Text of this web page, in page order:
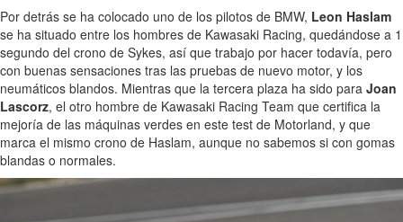
Por detrás se ha colocado uno de los pilotos de BMW, Leon Haslam
se ha situado entre los hombres de Kawasaki Racing, quedándose a 1
segundo del crono de Sykes, así que trabajo por hacer todavía, pero
con buenas sensaciones tras las pruebas de nuevo motor, y los
neumáticos blandos. Mientras que la tercera plaza ha sido para Joan
Lascorz, el otro hombre de Kawasaki Racing Team que certifica la
mejoría de las máquinas verdes en este test de Motorland, y que
marca el mismo crono de Haslam, aunque no sabemos si con gomas
blandas o normales.